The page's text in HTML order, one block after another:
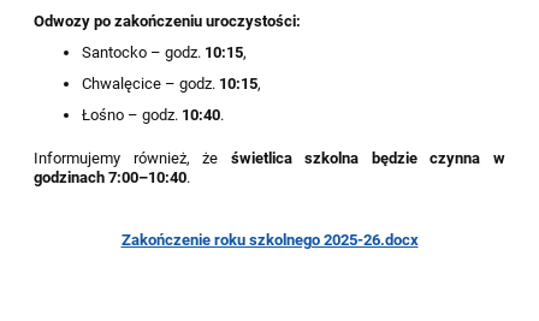
Odwozy po zakończeniu uroczystości:
Santocko – godz. 10:15,
Chwalęcice – godz. 10:15,
Łośno – godz. 10:40.
Informujemy również, że świetlica szkolna będzie czynna w
godzinach 7:00–10:40.
Zakończenie roku szkolnego 2025-26.docx